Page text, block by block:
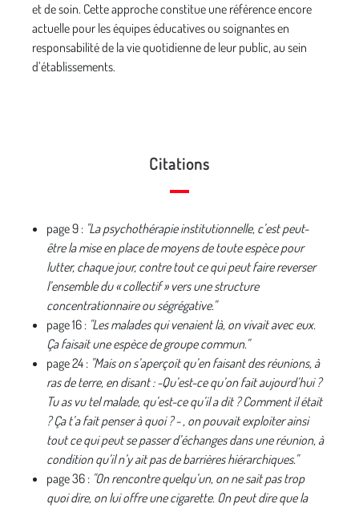
et de soin. Cette approche constitue une référence encore
actuelle pour les équipes éducatives ou soignantes en
responsabilité de la vie quotidienne de leur public, au sein
d’établissements.
Citations
page 9 : "La psychothérapie institutionnelle, c’est peut-
être la mise en place de moyens de toute espèce pour
lutter, chaque jour, contre tout ce qui peut faire reverser
l’ensemble du « collectif » vers une structure
concentrationnaire ou ségrégative."
page 16 : "Les malades qui venaient là, on vivait avec eux.
Ça faisait une espèce de groupe commun."
page 24 : "Mais on s’aperçoit qu’en faisant des réunions, à
ras de terre, en disant : -Qu’est-ce qu’on fait aujourd’hui ?
Tu as vu tel malade, qu’est-ce qu’il a dit ? Comment il était
? Ça t’a fait penser à quoi ? - , on pouvait exploiter ainsi
tout ce qui peut se passer d’échanges dans une réunion, à
condition qu’il n’y ait pas de barrières hiérarchiques."
page 36 : "On rencontre quelqu’un, on ne sait pas trop
quoi dire, on lui offre une cigarette. On peut dire que la